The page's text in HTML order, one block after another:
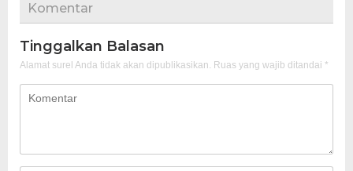
Komentar
Tinggalkan Balasan
Alamat surel Anda tidak akan dipublikasikan. Ruas yang wajib ditandai *